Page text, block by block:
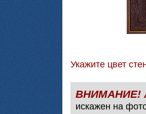
Укажите цвет
искажен на